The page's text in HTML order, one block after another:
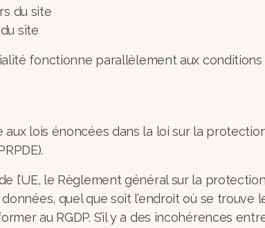
du site
site
fonctionne parallèlement aux conditions
lois énoncées dans la loi sur la
l’UE, le Règlement général sur la
quel que soit l’endroit où se trouve
au RGDP. S’il y a des incohérences